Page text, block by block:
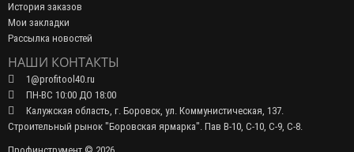
История заказов
Мои закладки
Рассылка новостей
НАШИ КОНТАКТЫ
1@profitool40.ru
ПН-ВС 10:00 ДО 18:00
Калужская область, г. Боровск, ул. Коммунистическая, 137.
Строительный рынок "Боровская ярмарка". Пав В-10, С-10, С-9, С-8.